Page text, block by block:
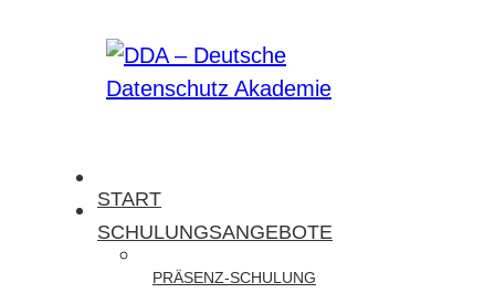
DDA
Deutsche
START
SCHULUNGSANGEBOTE
PRÄSENZ-SCHULUNG